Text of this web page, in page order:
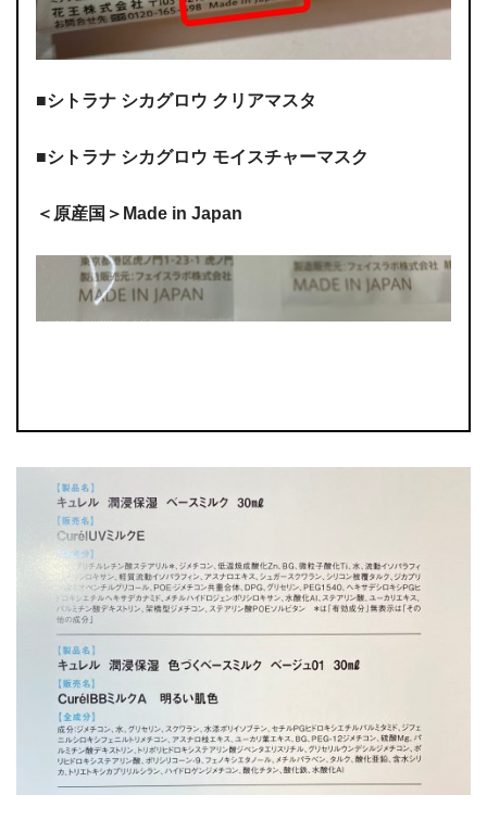
■シトラナ シカグロウ クリアマスタ
■シトラナ シカグロウ モイスチャーマスク
＜原産国＞Made in Japan